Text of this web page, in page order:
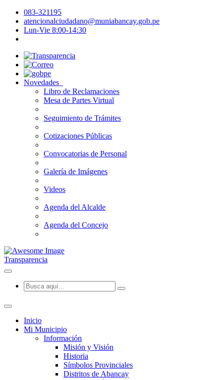
083-321195
atencionalciudadano@muniabancay.gob.pe
Lun-Vie 8:00-14:30
Novedades
Libro de Reclamaciones
Mesa de Partes Virtual
Seguimiento de Trámites
Cotizaciones Públicas
Convocatorias de Personal
Galería de Imágenes
Videos
Agenda del Alcalde
Agenda del Concejo
Transparencia
Inicio
Mi Municipio
Información
Misión y Visión
Historia
Símbolos Provinciales
Distritos de Abancay